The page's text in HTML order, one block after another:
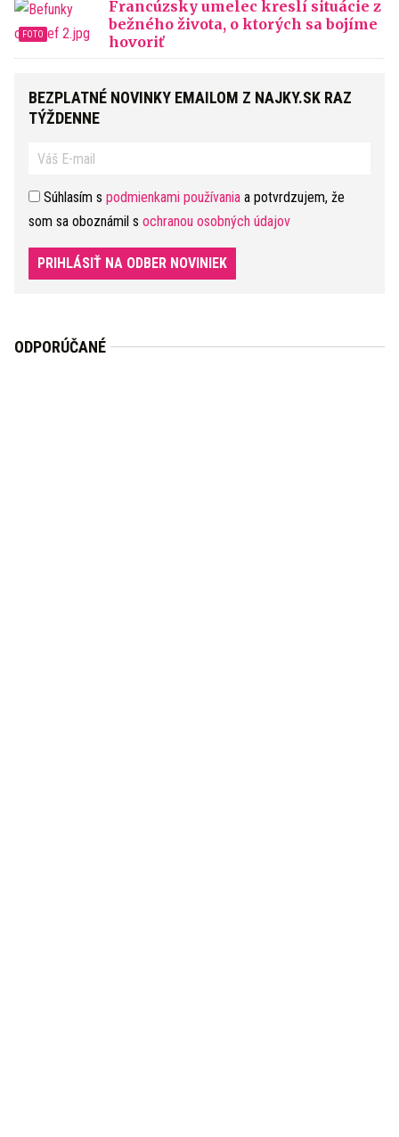
Francúzsky umelec kreslí situácie z
bežného života, o ktorých sa bojíme
hovoriť
BEZPLATNÉ NOVINKY EMAILOM Z NAJKY.SK RAZ
TÝŽDENNE
Súhlasím s podmienkami používania a potvrdzujem, že
som sa oboznámil s ochranou osobných údajov
PRIHLÁSIŤ NA ODBER NOVINIEK
ODPORÚČANÉ